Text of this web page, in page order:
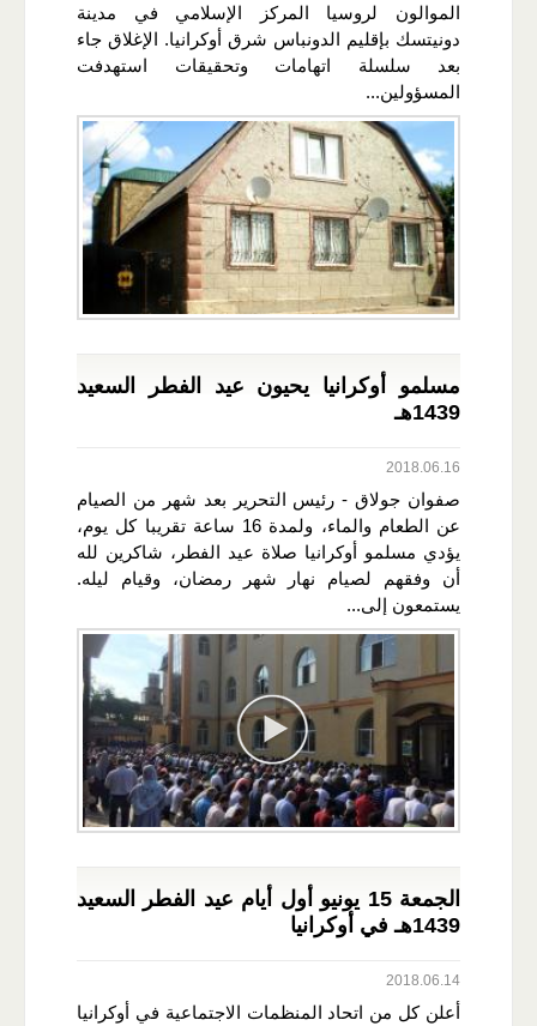
الموالون لروسيا المركز الإسلامي في مدينة
دونيتسك بإقليم الدونباس شرق أوكرانيا. الإغلاق جاء
بعد سلسلة اتهامات وتحقيقات استهدفت
المسؤولين...
مسلمو أوكرانيا يحيون عيد الفطر السعيد
1439هـ
2018.06.16
صفوان جولاق - رئيس التحرير بعد شهر من الصيام
عن الطعام والماء، ولمدة 16 ساعة تقريبا كل يوم،
يؤدي مسلمو أوكرانيا صلاة عيد الفطر، شاكرين لله
أن وفقهم لصيام نهار شهر رمضان، وقيام ليله.
يستمعون إلى...
الجمعة 15 يونيو أول أيام عيد الفطر السعيد
1439هـ في أوكرانيا
2018.06.14
أعلن كل من اتحاد المنظمات الاجتماعية في أوكرانيا